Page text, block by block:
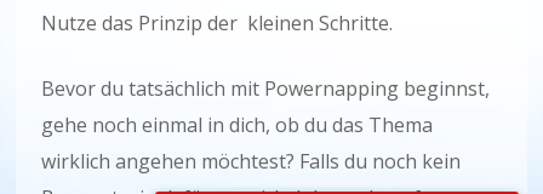
Nutze das Prinzip der kleinen Schritte.
Bevor du tatsächlich mit Powernapping beginnst,
gehe noch einmal in dich, ob du das Thema
wirklich angehen möchtest? Falls du noch kein